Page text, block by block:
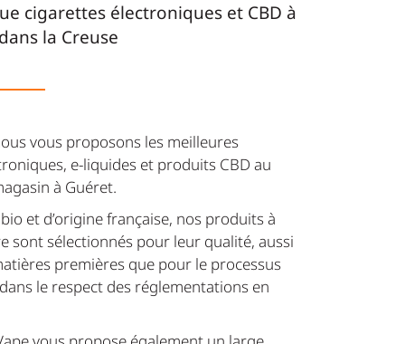
cigarettes électroniques et CBD à
la Creuse
vous proposons les meilleures
e-liquides et produits CBD au
à Guéret.
et d’origine française, nos produits à
sont sélectionnés pour leur qualité, aussi
premières que pour le processus
le respect des réglementations en